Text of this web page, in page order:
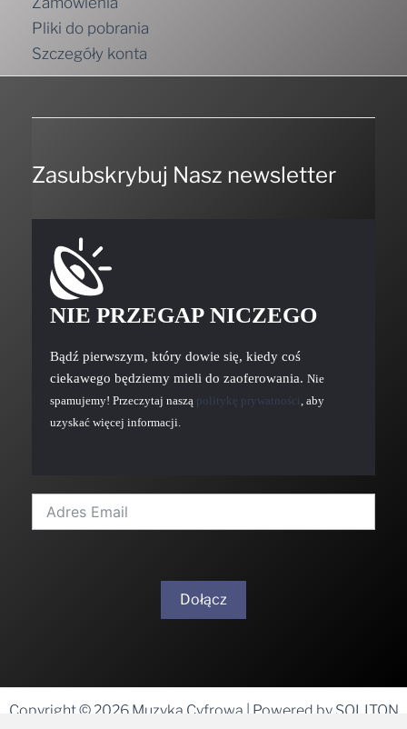
Pliki do pobrania
Szczegóły konta
Zasubskrybuj Nasz newsletter
NIE PRZEGAP NICZEGO
Bądź pierwszym, który dowie się, kiedy coś
ciekawego będziemy mieli do zaoferowania. Nie
spamujemy! Przeczytaj naszą politykę prywatności, aby
uzyskać więcej informacji.
Dołącz
Copyright © 2026 Muzyka Cyfrowa | Powered by SOLITON